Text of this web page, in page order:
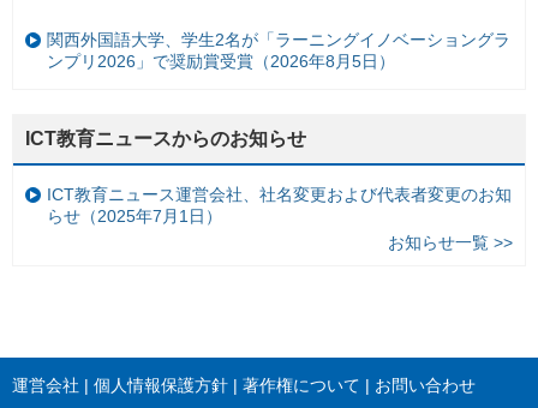
関西外国語大学、学生2名が「ラーニングイノベーショングラ
ンプリ2026」で奨励賞受賞（2026年8月5日）
ICT教育ニュースからのお知らせ
ICT教育ニュース運営会社、社名変更および代表者変更のお知
らせ（2025年7月1日）
お知らせ一覧 >>
運営会社 個人情報保護方針 著作権について お問い合わせ